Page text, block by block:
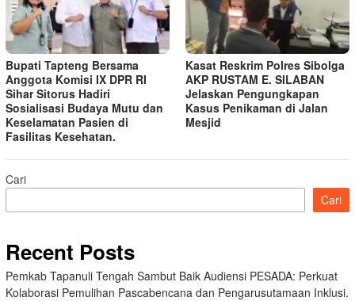
Bupati Tapteng Bersama
Anggota Komisi IX DPR RI
Sihar Sitorus Hadiri
Sosialisasi Budaya Mutu dan
Keselamatan Pasien di
Fasilitas Kesehatan.
Kasat Reskrim Polres Sibolga
AKP RUSTAM E. SILABAN
Jelaskan Pengungkapan
Kasus Penikaman di Jalan
Mesjid
Cari
Cari
Recent Posts
Pemkab Tapanuli Tengah Sambut Baik Audiensi PESADA: Perkuat
Kolaborasi Pemulihan Pascabencana dan Pengarusutamaan Inklusi.